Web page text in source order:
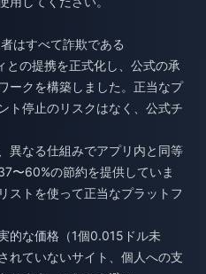
はすべて詐欺である
との提携を正式化し、公式の承
ークを構築しました。正当なプ
ト停止のリスクはなく、公式チ
異なる仕組みでアプリ内と同等
〜60%の節約を提供していま
ストを使って正当なプラットフ
的な価格（1個0.015ドル未
れていないサイト、個人への支